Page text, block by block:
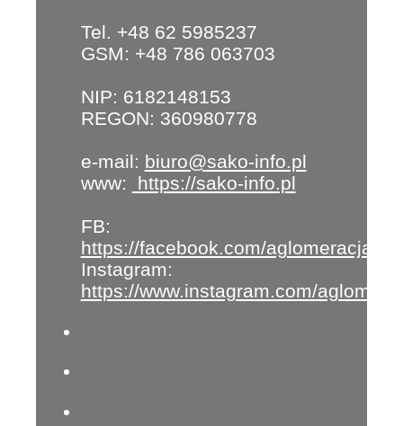
Tel. +48 62 5985237
GSM: +48 786 063703
NIP: 6182148153
REGON: 360980778
e-mail: biuro@sako-info.pl
www:
https://sako-info.pl
FB:
https://facebook.com/aglomeracja
Instagram:
https://www.instagram.com/